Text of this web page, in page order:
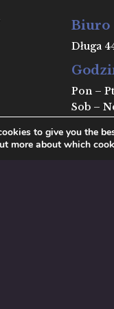
Biuro
Długa
Pon –
Sob –
dr
to give you the
more about which